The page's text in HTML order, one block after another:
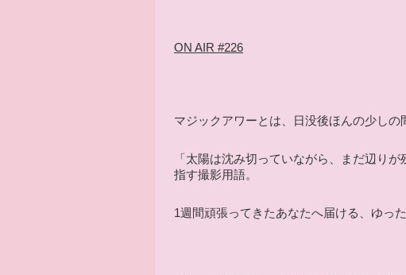
ON AIR #226
マジックアワーとは、日没後ほんの少しの
「太陽は沈み切っていながら、まだ辺り
指す撮影用語。
1週間頑張ってきたあなたへ届ける、ゆっ